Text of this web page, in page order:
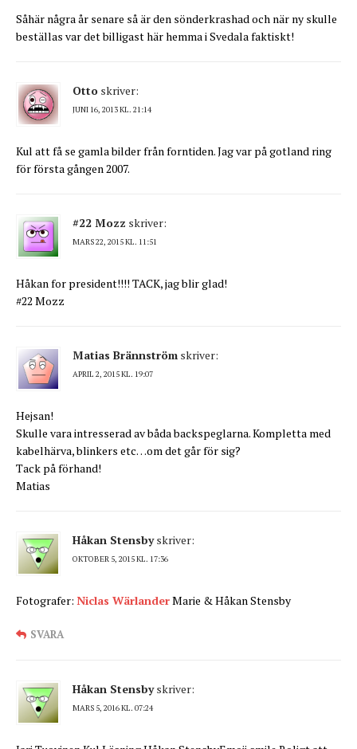
Såhär några år senare så är den sönderkrashad och när ny skulle
beställas var det billigast här hemma i Svedala faktiskt!
Otto skriver:
JUNI 16, 2013 KL. 21:14
Kul att få se gamla bilder från forntiden. Jag var på gotland ring
för första gången 2007.
#22 Mozz skriver:
MARS 22, 2015 KL. 11:51
Håkan for president!!!! TACK, jag blir glad!
#22 Mozz
Matias Brännström skriver:
APRIL 2, 2015 KL. 19:07
Hejsan!
Skulle vara intresserad av båda backspeglarna. Kompletta med
kabelhärva, blinkers etc…om det går för sig?
Tack på förhand!
Matias
Håkan Stensby skriver:
OKTOBER 5, 2015 KL. 17:36
Fotografer: Niclas WärlanderMarie & Håkan Stensby
SVARA
Håkan Stensby skriver:
MARS 5, 2016 KL. 07:24